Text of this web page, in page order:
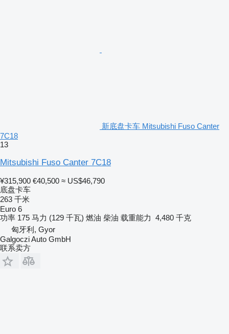
新底盘卡车 Mitsubishi Fuso Canter
7C18
13
Mitsubishi Fuso Canter 7C18
¥315,900 €40,500 ≈ US$46,790
底盘卡车
263 千米
Euro 6
功率 175 马力 (129 千瓦) 燃油 柴油 载重能力 4,480 千克
匈牙利, Gyor
Galgoczi Auto GmbH
联系卖方